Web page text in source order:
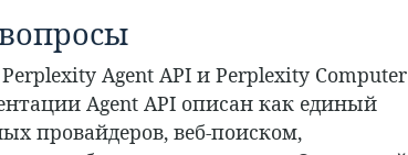
Agent API и Perplexity Computer
Agent API описан как единый
провайдеров, веб-поиском,